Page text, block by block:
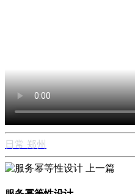
日常 郑州
上一篇